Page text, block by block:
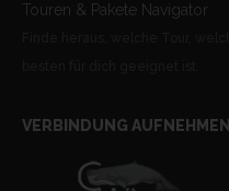
Touren & Pakete Navigator
VERBINDUNG AUFNEHMEN